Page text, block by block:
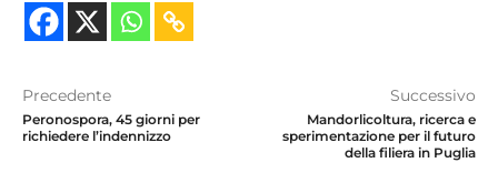
Precedente
Peronospora, 45 giorni per
richiedere l’indennizzo
Successivo
Mandorlicoltura, ricerca e
sperimentazione per il futuro
della filiera in Puglia